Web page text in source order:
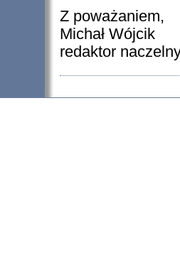
Z poważaniem,
Michał Wójcik
redaktor